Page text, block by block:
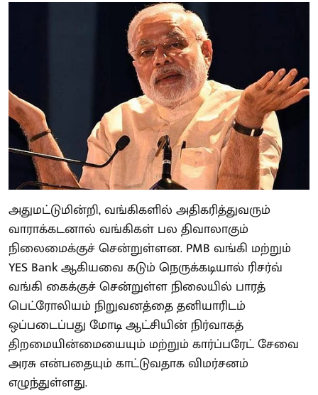
அதுமட்டுமின்றி, வங்கிகளில் அதிகரித்துவரும்
வாராக்கடனால் வங்கிகள் பல திவாலாகும்
நிலைமைக்குச் சென்றுள்ளன. PMB வங்கி மற்றும்
YES Bank ஆகியவை கடும் நெருக்கடியால் ரிசர்வ்
வங்கி கைக்குச் சென்றுள்ள நிலையில் பாரத்
பெட்ரோலியம் நிறுவனத்தை தனியாரிடம்
ஒப்படைப்பது மோடி ஆட்சியின் நிர்வாகத்
திறமையின்மையையும் மற்றும் கார்ப்பரேட் சேவை
அரசு என்பதையும் காட்டுவதாக விமர்சனம்
எழுந்துள்ளது.